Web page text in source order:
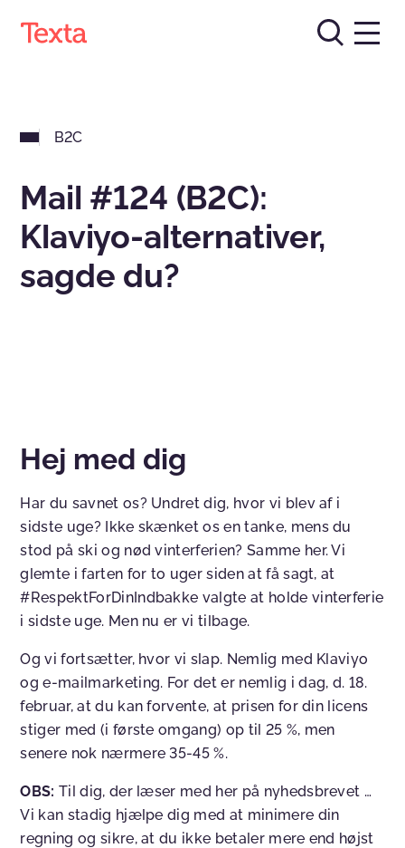
B2C
Mail #124 (B2C):
Klaviyo-alternativer,
sagde du?
Hej med dig
Har du savnet os? Undret dig, hvor vi blev af i
sidste uge? Ikke skænket os en tanke, mens du
stod på ski og nød vinterferien? Samme her. Vi
glemte i farten for to uger siden at få sagt, at
#RespektForDinIndbakke valgte at holde vinterferie
i sidste uge. Men nu er vi tilbage.
Og vi fortsætter, hvor vi slap. Nemlig med Klaviyo
og e-mailmarketing. For det er nemlig i dag, d. 18.
februar, at du kan forvente, at prisen for din licens
stiger med (i første omgang) op til 25 %, men
senere nok nærmere 35-45 %.
OBS: Til dig, der læser med her på nyhedsbrevet …
Vi kan stadig hjælpe dig med at minimere din
regning og sikre, at du ikke betaler mere end højst